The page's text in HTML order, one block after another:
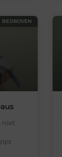
BEDRIJVEN
niet